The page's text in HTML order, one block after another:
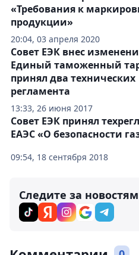
20:04, 03 апреля 2020
«Требования к
продукции»
13:33, 26 июня 2017
Совет ЕЭК внес
Единый таможенный
принял два технических
регламента
09:54, 18 сентября 2018
Совет ЕЭК принял
ЕАЭС «О безопасности
Следите за